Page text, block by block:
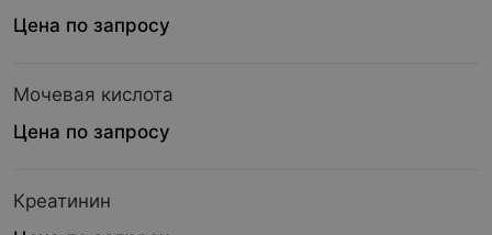
Цена по запросу
Мочевая кислота
Цена по запросу
Креатинин